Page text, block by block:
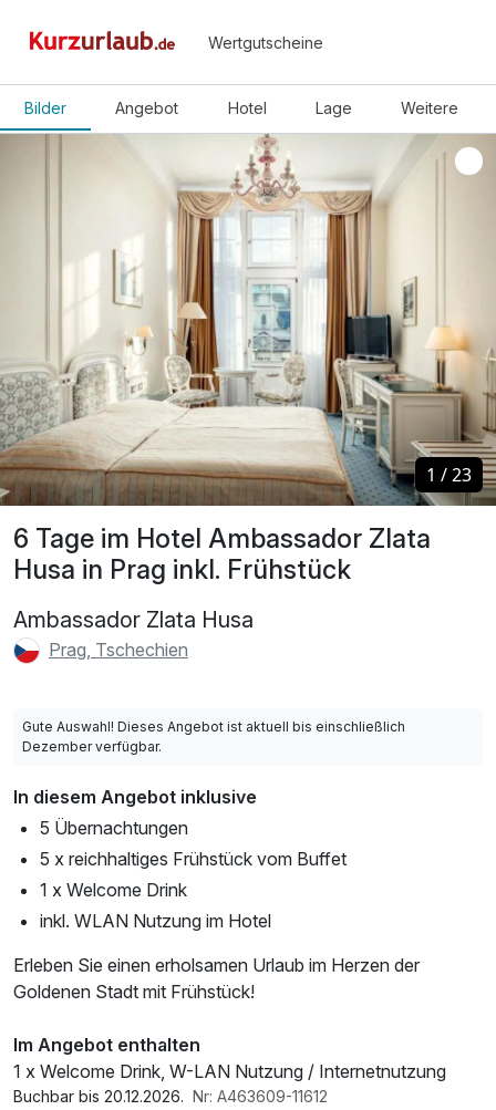
Wertgutscheine
Bilder Angebot Hotel Lage Weitere
6 Tage im Hotel Ambassador Zlata
Husa in Prag inkl. Frühstück
Ambassador Zlata Husa
Prag, Tschechien
1 /23
1 /23
Gute Auswahl! Dieses Angebot ist aktuell bis einschließlich
Dezember verfügbar.
In diesem Angebot inklusive
5 Übernachtungen
5 x reichhaltiges Frühstück vom Buffet
1 x Welcome Drink
inkl. WLAN Nutzung im Hotel
Erleben Sie einen erholsamen Urlaub im Herzen der
Goldenen Stadt mit Frühstück!
Im Angebot enthalten
1 x Welcome Drink, W-LAN Nutzung / Internetnutzung
Buchbar bis 20.12.2026. Nr: A463609-11612